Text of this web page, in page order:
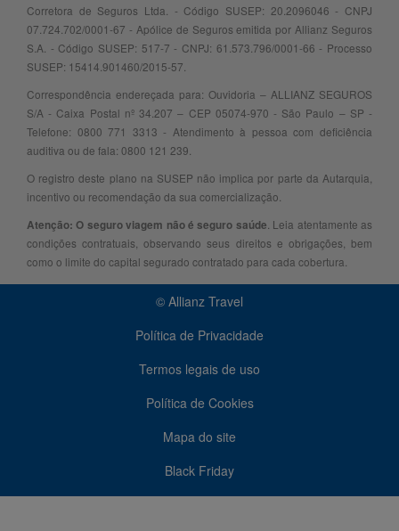
Corretora de Seguros Ltda. - Código SUSEP: 20.2096046 - CNPJ
07.724.702/0001-67 - Apólice de Seguros emitida por Allianz Seguros
S.A. - Código SUSEP: 517-7 - CNPJ: 61.573.796/0001-66 - Processo
SUSEP: 15414.901460/2015-57.
Correspondência endereçada para: Ouvidoria – ALLIANZ SEGUROS
S/A - Caixa Postal nº 34.207 – CEP 05074-970 - São Paulo – SP -
Telefone: 0800 771 3313 - Atendimento à pessoa com deficiência
auditiva ou de fala: 0800 121 239.
O registro deste plano na SUSEP não implica por parte da Autarquia,
incentivo ou recomendação da sua comercialização.
Atenção: O seguro viagem não é seguro saúde . Leia atentamente as
condições contratuais, observando seus direitos e obrigações, bem
como o limite do capital segurado contratado para cada cobertura.
© Allianz Travel
Política de Privacidade
Termos legais de uso
Política de Cookies
Mapa do site
Black Friday